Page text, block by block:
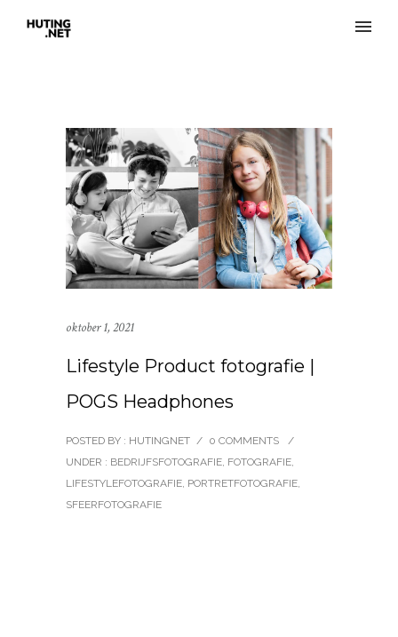
oktober 1, 2021
Lifestyle Product fotografie |
POGS Headphones
POSTED BY : HUTINGNET / 0 COMMENTS
/
UNDER : BEDRIJFSFOTOGRAFIE, FOTOGRAFIE,
LIFESTYLEFOTOGRAFIE, PORTRETFOTOGRAFIE,
SFEERFOTOGRAFIE